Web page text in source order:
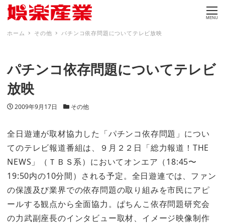
MENU
ホーム その他 パチンコ依存問題についてテレビ放映
パチンコ依存問題についてテレビ
放映
投稿日
2009年9月17日 カテゴリー
その他
全日遊連が取材協力した「パチンコ依存問題」につい
てのテレビ報道番組は、９月２２日「総力報道！THE
NEWS」（ＴＢＳ系）においてオンエア（18:45〜
19:50内の10分間）される予定。全日遊連では、ファン
の保護及び業界での依存問題の取り組みを市民にアピ
ールする観点から全面協力。ぱちんこ依存問題研究会
の力武副座長のインタビュー取材、イメージ映像制作